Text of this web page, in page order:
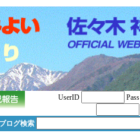
UserID Pass
ブログ検索